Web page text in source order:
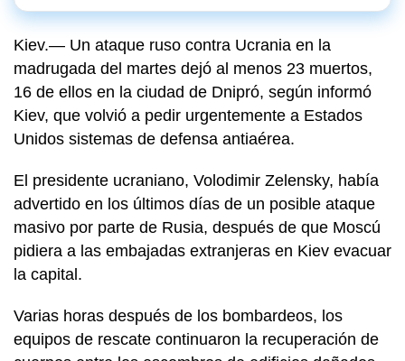
Kiev.— Un ataque ruso contra Ucrania en la
madrugada del martes dejó al menos 23 muertos,
16 de ellos en la ciudad de Dnipró, según informó
Kiev, que volvió a pedir urgentemente a Estados
Unidos sistemas de defensa antiaérea.
El presidente ucraniano, Volodimir Zelensky, había
advertido en los últimos días de un posible ataque
masivo por parte de Rusia, después de que Moscú
pidiera a las embajadas extranjeras en Kiev evacuar
la capital.
Varias horas después de los bombardeos, los
equipos de rescate continuaron la recuperación de